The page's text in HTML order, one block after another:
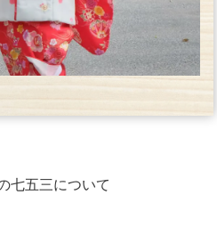
七五三について